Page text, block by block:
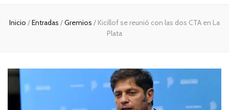
(rosca)
política
Inicio /Entradas /Gremios / Kicillof se reunió con las dos CTA en La
Plata